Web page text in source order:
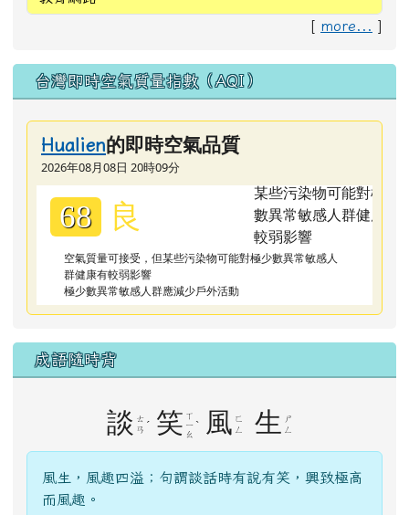
[ more... ]
台灣即時空氣質量指數（AQI）
Hualien的即時空氣品質
2026年08月08日 20時09分
68 良
空氣質量可接受，但某些污染物可能對極少數異常敏感人
群健康有較弱影響
極少數異常敏感人群應減少戶外活動
成語隨時背
談 ㄊ
ㄢ ˊ 笑 ㄒ
ㄧ
ㄠ
ˋ 風 ㄈ
ㄥ
生
ㄕ
ㄥ
風生，風趣四溢；句謂談話時有說有笑，興致極高
而風趣。